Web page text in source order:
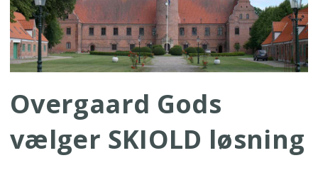
Overgaard Gods
vælger SKIOLD løsning